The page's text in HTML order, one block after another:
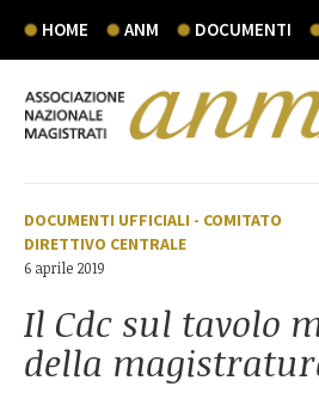
HOME ANM DOCUMENTI
DOCUMENTI UFFICIALI - COMITATO
DIRETTIVO CENTRALE
6 aprile 2019
Il Cdc sul tavolo
della